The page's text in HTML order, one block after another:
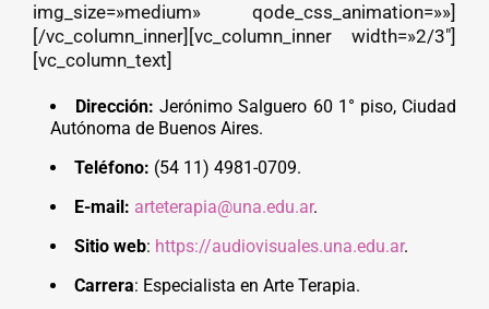
img_size=»medium» qode_css_animation=»»]
[/vc_column_inner][vc_column_inner width=»2/3″]
[vc_column_text]
Dirección:Jerónimo Salguero 60 1° piso, Ciudad
Autónoma de Buenos Aires.
Teléfono: (54 11) 4981-0709.
E-mail: arteterapia@una.edu.ar.
Sitio web: https://audiovisuales.una.edu.ar.
Carrera: Especialista en Arte Terapia.